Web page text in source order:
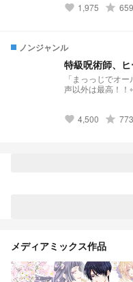
favorite 1,975 grade 659
ノンジャンル
特級呪術師、
「まっっじでオール
favorite 4,500 grade 773
メディアミックス作品